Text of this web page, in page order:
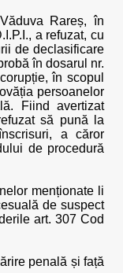
Rareș, în
a refuzat, cu
de declasificare
în dosarul nr.
în scopul
persoanelor
Fiind avertizat
să pună la
a căror
de procedură
menționate li
de suspect
art. 307 Cod
penală și față